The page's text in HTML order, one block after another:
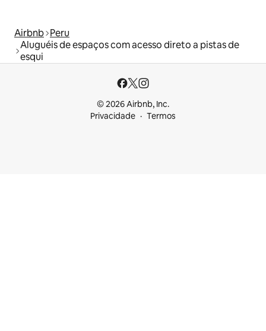
Airbnb Peru
Aluguéis de espaços com acesso direto a pistas de
esqui
© 2026 Airbnb, Inc.
Privacidade
Termos